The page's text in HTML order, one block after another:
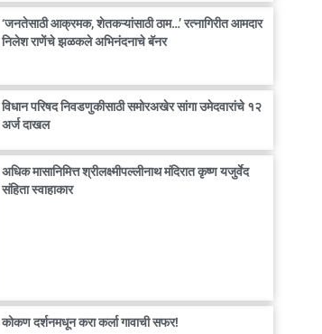
‘जनतेसाठी आक्रमक, शेतकऱ्यांसाठी ठाम…’ रत्नागिरीत आमदार
निलेश राणेंचे झळकले अभिनंदनाचे बॅनर
विधान परिषद निवडणुकीसाठी समोरअखेर सांगा उमेदवारांचे १२
अर्ज दाखल
अधिक मासानिमित्त श्रीलक्ष्मीपल्लीनाथ मंदिरात कृष्ण यजुर्वेद
संहिता स्वाहाकार
कोकण दर्शनमधून करा कर्ला गावाची सफर!